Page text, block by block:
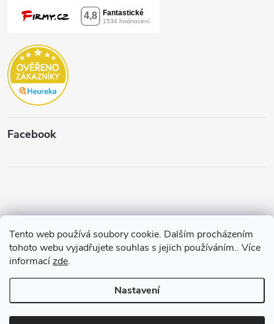
Tento web používá soubory cookie. Dalším procházením
tohoto webu vyjadřujete souhlas s jejich používáním.. Více
informacízde.
Nastavení
Facebook
Vytvořil a spravuje Pohání Shoptet
Copyright 2026 Štěpánková & C. . Všechna práva vyhrazena.
Upravit
nastavení cookies